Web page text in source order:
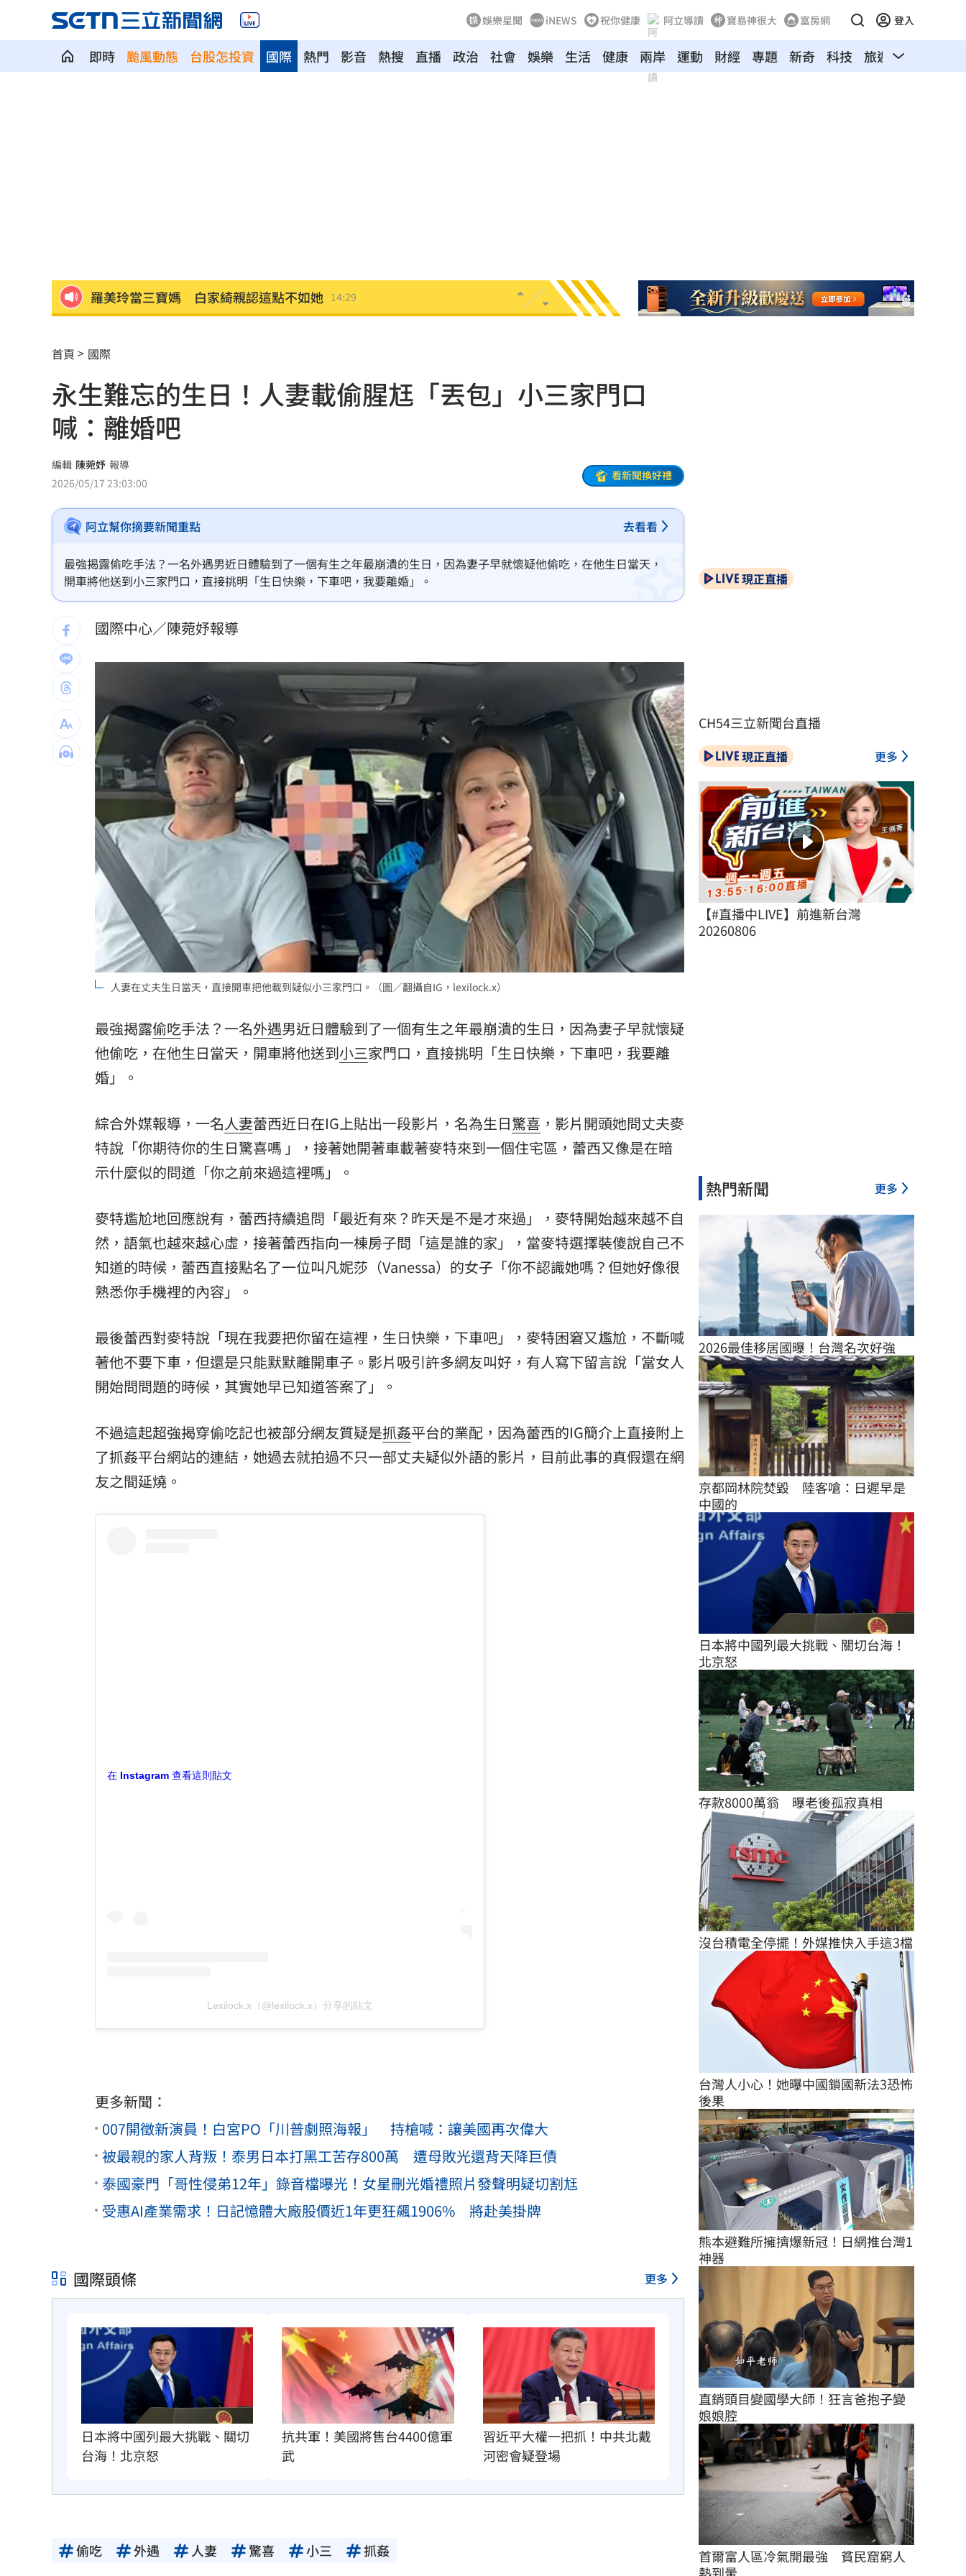
娛樂星聞 iNEWS 祝你健康 阿立導讀 寶島神很大 富房網 登入
即時 颱風動態 台股怎投資 熱門 影音 熱搜 直播 政治 社會 娛樂 生活 健康
國際 兩岸 運動 財經 專題 新奇 科技 旅遊 汽車
父親節遊樂園優惠！這2家「爸爸免費」 14:38
李四川5月才拜會 品牌總監今挺蘇巧慧 14:27
姜厚任消失螢光幕16年 親吐不接戲原因
堂哥代收教召令沒說？害堂弟沒報到遭法辦 14:17
認曾獲《浪姐》邀約！鬼鬼曝未能參戰苦衷
昔網購神童創3.9億業績！跌谷底日領700元
苦茶油問題廠增至6家 食藥署將找專家輔導
吳建豪二婚嬌妻現身曼谷！甜蜜合照首曝光
姜厚任認愛小24歲女友！昔吐未婚原因曝光 14:07
這些音響動不動就百萬 只有4天快帶爸來聽
又缺蛋？農業部曝「這款蛋」短缺恐調價 14:02
數位時代用眼過度 專家籲當心'認知負荷' 14:00
台灣彩券開獎直播中 20:31
LIVE三立+24小時直播 15:27
三立iNEWS新聞台線上直播 18:00
市場到酒場料理！可果美蕃茄醬創無限可能
父親節送會拉筋的按摩椅 爸爸「筋歡喜」 18:00
油品食安事件引關注 挑選保健食品要注意 13:00
酷澎「爸氣父親節」國際官方品牌齊聚 11:00
罕病博士彭士齊 輪椅上的生命覺醒！ 11:00
首頁 國際
永生難忘的生日！人妻載偷腥尪「丟包」小三家門口
喊：離婚吧
編輯 陳菀妤 報導
2026/05/17 23:03:00
看新聞換好禮
阿立幫你摘要新聞重點 去看看
最強揭露偷吃手法？一名外遇男近日體驗到了一個有生之年最崩潰的生日，因為妻子早就懷疑他偷吃，在他生日當天，
開車將他送到小三家門口，直接挑明「生日快樂，下車吧，我要離婚」。
國際中心／陳菀妤報導
人妻在丈夫生日當天，直接開車把他載到疑似小三家門口。（圖／翻攝自IG，lexilock.x）
最強揭露偷吃手法？一名外遇男近日體驗到了一個有生之年最崩潰的生日，因為妻子早就懷疑
他偷吃，在他生日當天，開車將他送到小三家門口，直接挑明「生日快樂，下車吧，我要離
婚」。
綜合外媒報導，一名人妻蕾西近日在IG上貼出一段影片，名為生日驚喜 ，影片開頭她問丈夫麥
特說「你期待你的生日驚喜嗎 」，接著她開著車載著麥特來到一個住宅區，蕾西又像是在暗
示什麼似的問道「你之前來過這裡嗎」。
麥特尷尬地回應說有，蕾西持續追問「最近有來？昨天是不是才來過」，麥特開始越來越不自
然，語氣也越來越心虛，接著蕾西指向一棟房子問「這是誰的家」，當麥特選擇裝傻說自己不
知道的時候，蕾西直接點名了一位叫凡妮莎（Vanessa）的女子「你不認識她嗎？但她好像很
熟悉你手機裡的內容」。
最後蕾西對麥特說「現在我要把你留在這裡，生日快樂，下車吧」，麥特困窘又尷尬，不斷喊
著他不要下車，但還是只能默默離開車子。影片吸引許多網友叫好，有人寫下留言說「當女人
開始問問題的時候，其實她早已知道答案了」。
不過這起超強揭穿偷吃記也被部分網友質疑是抓姦平台的業配，因為蕾西的IG簡介上直接附上
了抓姦平台網站的連結，她過去就拍過不只一部丈夫疑似外語的影片，目前此事的真假還在網
友之間延燒。
在 Instagram 查看這則貼文
Lexilock.x（@lexilock.x）分享的貼文
更多新聞：
007開徵新演員！白宮PO「川普劇照海報」 持槍喊：讓美國再次偉大
被最親的家人背叛！泰男日本打黑工苦存800萬 遭母敗光還背天降巨債
泰國豪門「哥性侵弟12年」錄音檔曝光！女星刪光婚禮照片發聲明疑切割尪
受惠AI產業需求！日記憶體大廠股價近1年更狂飆1906% 將赴美掛牌
國際頭條 更多
日本將中國列最大挑戰、關切
台海！北京怒
抗共軍！美國將售台4400億軍
武
習近平大權一把抓！中共北戴
河密會疑登場
偷吃 外遇 人妻 驚喜 小三 抓姦
現正直播
CH54三立新聞台直播
現正直播 更多
【#直播中LIVE】前進新台灣
20260806
熱門新聞 更多
2026最佳移居國曝！台灣名次好強
京都岡林院焚毀　陸客嗆：日遲早是
中國的
日本將中國列最大挑戰、關切台海！
北京怒
存款8000萬翁　曝老後孤寂真相
沒台積電全停擺！外媒推快入手這3檔
台灣人小心！她曝中國鎖國新法3恐怖
後果
熊本避難所擁擠爆新冠！日網推台灣1
神器
直銷頭目變國學大師！狂言爸抱子變
娘娘腔
首爾富人區冷氣開最強　貧民窟窮人